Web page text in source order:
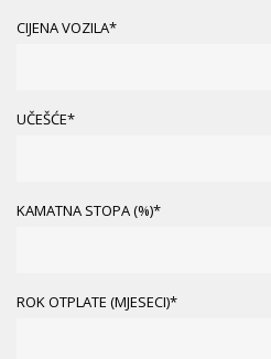
CIJENA VOZILA*
UČEŠĆE*
KAMATNA STOPA (%)*
ROK OTPLATE (MJESECI)*